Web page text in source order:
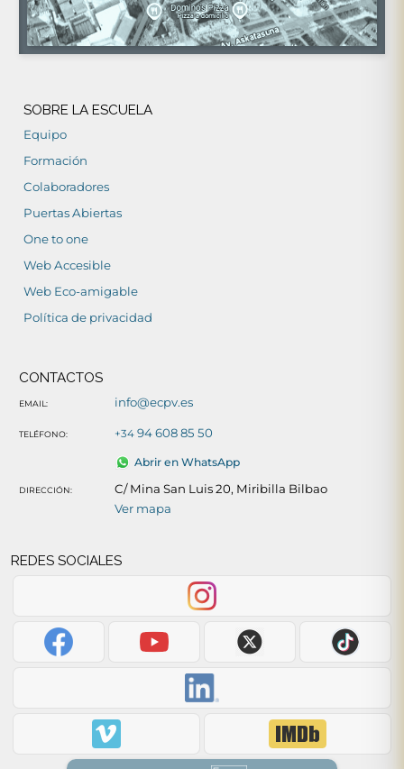
SOBRE LA ESCUELA
Equipo
Formación
Colaboradores
Puertas Abiertas
One to one
Web Accesible
Web Eco-amigable
Política de privacidad
CONTACTOS
EMAIL: info@ecpv.es
TELÉFONO: +3494 608 85 50
Abrir en WhatsApp
DIRECCIÓN:
C/ Mina San Luis 20, Miribilla Bilbao
Ver mapa
REDES SOCIALES